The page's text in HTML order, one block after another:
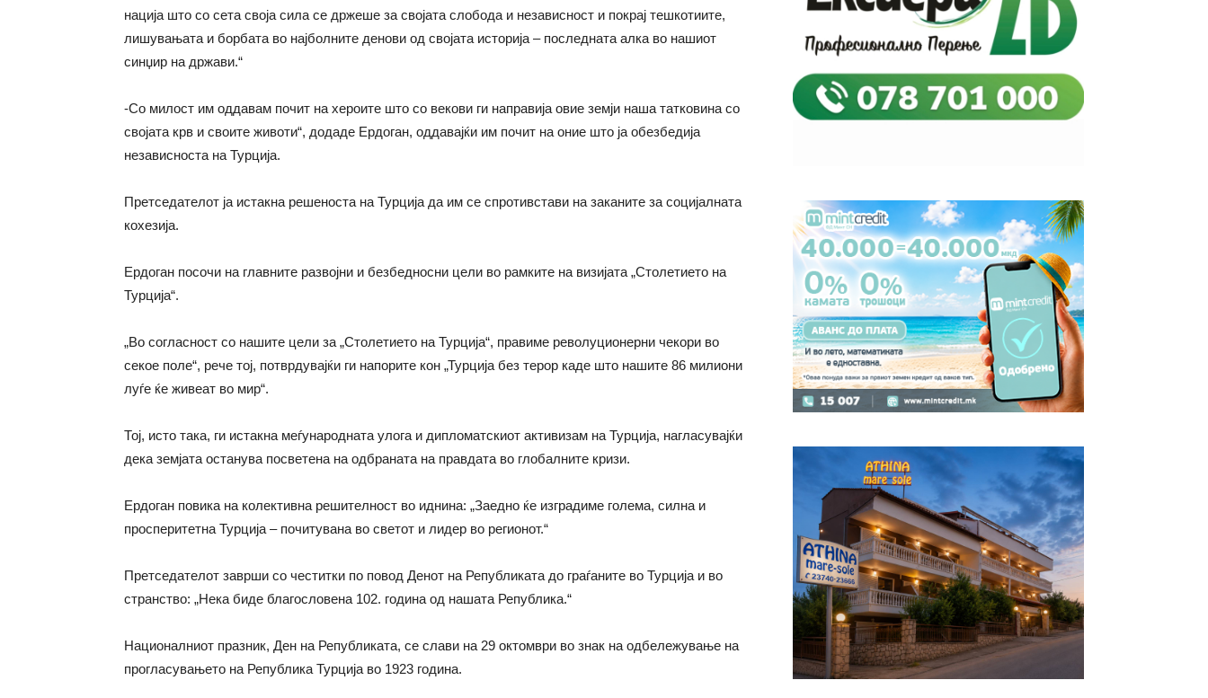
нација што со сета своја сила се држеше за својата слобода и независност и покрај тешкотиите,
лишувањата и борбата во најболните денови од својата историја – последната алка во нашиот
синџир на држави.“
-Со милост им оддавам почит на хероите што со векови ги направија овие земји наша татковина со
својата крв и своите животи“, додаде Ердоган, оддавајќи им почит на оние што ја обезбедија
независноста на Турција.
Претседателот ја истакна решеноста на Турција да им се спротивстави на заканите за социјалната
кохезија.
Ердоган посочи на главните развојни и безбедносни цели во рамките на визијата „Столетието на
Турција“.
„Во согласност со нашите цели за „Столетието на Турција“, правиме револуционерни чекори во
секое поле“, рече тој, потврдувајќи ги напорите кон „Турција без терор каде што нашите 86 милиони
луѓе ќе живеат во мир“.
Тој, исто така, ги истакна меѓународната улога и дипломатскиот активизам на Турција, нагласувајќи
дека земјата останува посветена на одбраната на правдата во глобалните кризи.
Ердоган повика на колективна решителност во иднина: „Заедно ќе изградиме голема, силна и
просперитетна Турција – почитувана во светот и лидер во регионот.“
Претседателот заврши со честитки по повод Денот на Републиката до граѓаните во Турција и во
странство: „Нека биде благословена 102. година од нашата Република.“
Националниот празник, Ден на Републиката, се слави на 29 октомври во знак на одбележување на
прогласувањето на Република Турција во 1923 година.